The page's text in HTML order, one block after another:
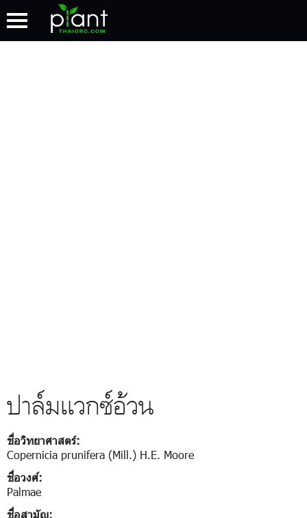
ปาล์มเเวกซ์อ้วน
ชื่อวิทยาศาสตร์:
Copernicia prunifera (Mill.) H.E. Moore
ชื่อวงศ์:
Palmae
ชื่อสามัญ: